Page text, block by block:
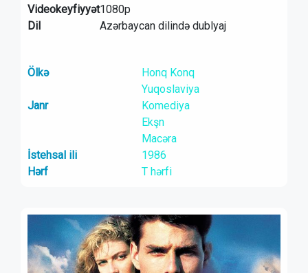
Videokeyfiyyət1080p
Dil
Azərbaycan dilində dublyaj
Ölkə
Honq Konq
Yuqoslaviya
Janr
Komediya
Ekşn
Macəra
İstehsal ili
1986
Hərf
T hərfi